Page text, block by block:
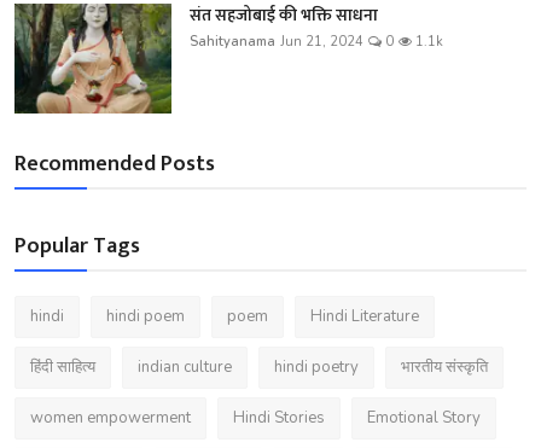
संत सहजोबाई की भक्ति साधना
Sahityanama Jun 21, 2024 0 1.1k
Recommended Posts
Popular Tags
hindi hindi poem poem Hindi Literature
हिंदी साहित्य indian culture hindi poetry भारतीय संस्कृति
women empowerment Hindi Stories Emotional Story